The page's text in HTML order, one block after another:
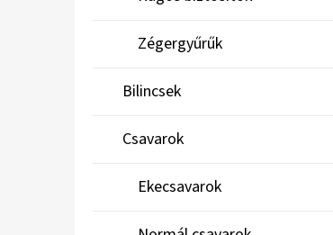
Zégergyűrűk
Bilincsek
Csavarok
Ekecsavarok